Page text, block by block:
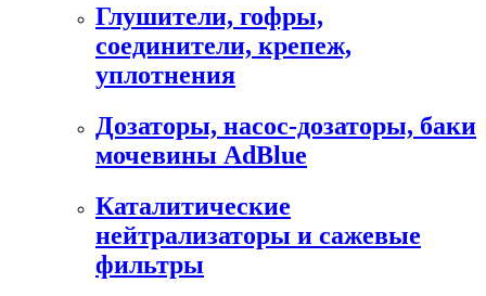
Глушители, гофры,
соединители, крепеж,
уплотнения
Дозаторы, насос-дозаторы, баки
мочевины AdBlue
Каталитические
нейтрализаторы и сажевые
фильтры